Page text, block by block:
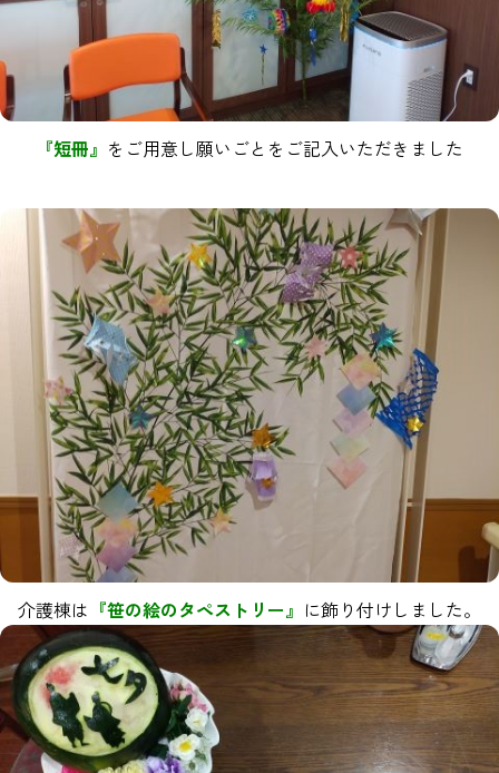
『短冊』 をご用意し願いごとをご記入いただきました
介護棟は 『笹の絵のタペストリー』 に飾り付けしました。